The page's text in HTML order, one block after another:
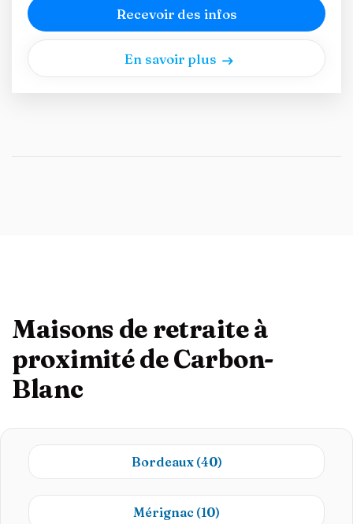
Recevoir des infos
En savoir plus
Maisons de retraite à
proximité de Carbon-
Blanc
Bordeaux (40)
Mérignac (10)